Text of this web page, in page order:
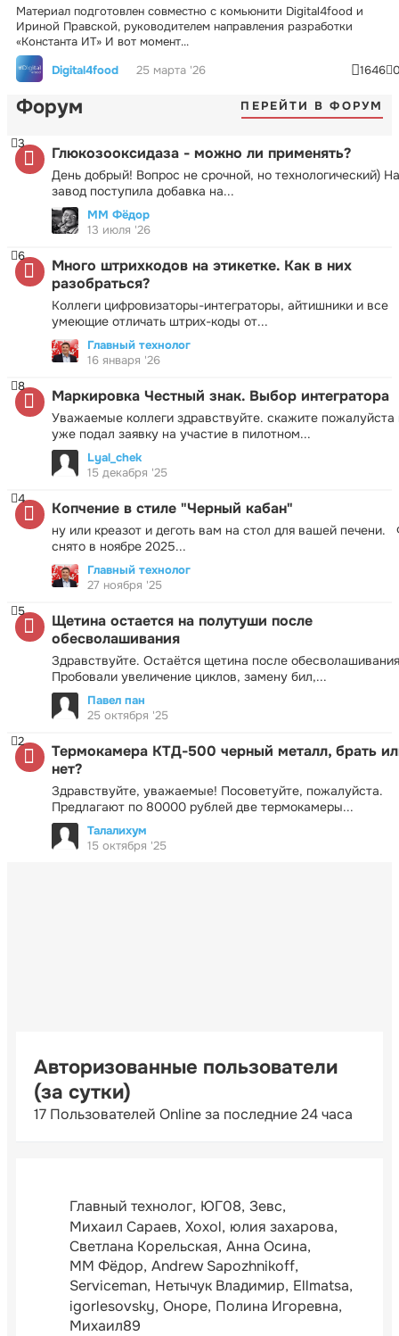
Материал подготовлен совместно с комьюнити Digital4food и
Ириной Правской, руководителем направления разработки
«Константа ИТ» И вот момент...
Digital4food
25 марта '26 1646
Форум ПЕРЕЙТИ В ФОРУМ
Глюкозооксидаза - можно ли применять?
День добрый! Вопрос не срочной, но технологический) На
завод поступила добавка на...
3
ММ Фёдор
13 июля '26
Много штрихкодов на этикетке. Как в них
разобраться?
Коллеги цифровизаторы-интеграторы, айтишники и все
умеющие отличать штрих-коды от...
6
Главный технолог
16 января '26
Маркировка Честный знак. Выбор интегратора
Уважаемые коллеги здравствуйте. скажите пожалуйста
уже подал заявку на участие в пилотном...
8
Lyal_chek
15 декабря '25
Копчение в стиле "Черный кабан"
ну или креазот и деготь вам на стол для вашей печени.
снято в ноябре 2025...
4
Главный технолог
27 ноября '25
Щетина остается на полутуши после
обесволашивания
Здравствуйте. Остаётся щетина после
Пробовали увеличение циклов, замену бил,...
5
Павел пан
25 октября '25
Термокамера КТД-500 черный металл, брать
нет?
Здравствуйте, уважаемые! Посоветуйте, пожалуйста.
Предлагают по 80000 рублей две термокамеры...
2
Талалихум
15 октября '25
Авторизованные пользователи
(за сутки)
17 Пользователей Online за последние 24 часа
Главный технолог ЮГ08 Зевс
Михаил Сараев Xoxol юлия захарова
Светлана Корельская Анна Осина
ММ Фёдор Andrew Sapozhnikoff
Serviceman Нетычук Владимир Ellmatsa
igorlesovsky Оноре Полина Игоревна
Михаил89